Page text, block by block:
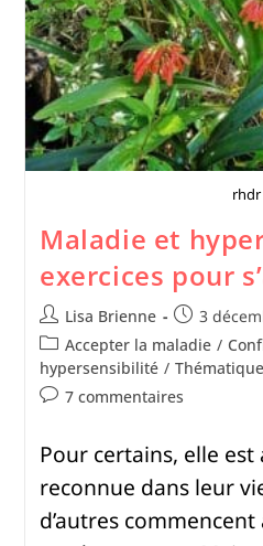
rhdr
Maladie et
exercices pour
Lisa Brienne
3
Accepter la maladie /
hypersensibilité /
7 commentaires
Pour certains, elle est
reconnue dans leur
d’autres commencent